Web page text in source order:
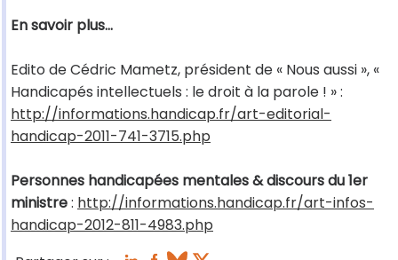
En savoir plus...
Edito de Cédric Mametz, président de « Nous aussi », «
Handicapés intellectuels : le droit à la parole ! » :
http://informations.handicap.fr/art-editorial-
handicap-2011-741-3715.php
Personnes handicapées mentales & discours du 1er
ministre: http://informations.handicap.fr/art-infos-
handicap-2012-811-4983.php